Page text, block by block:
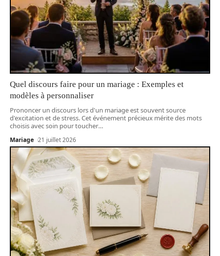
Quel discours faire pour un mariage : Exemples et
modèles à personnaliser
Prononcer un discours lors d'un mariage est souvent source
d'excitation et de stress. Cet événement précieux mérite des mots
choisis avec soin pour toucher…
Mariage 21 juillet 2026